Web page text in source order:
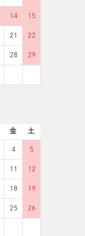
14 15
21 22
28 29
金 土
4 5
11 12
18 19
25 26